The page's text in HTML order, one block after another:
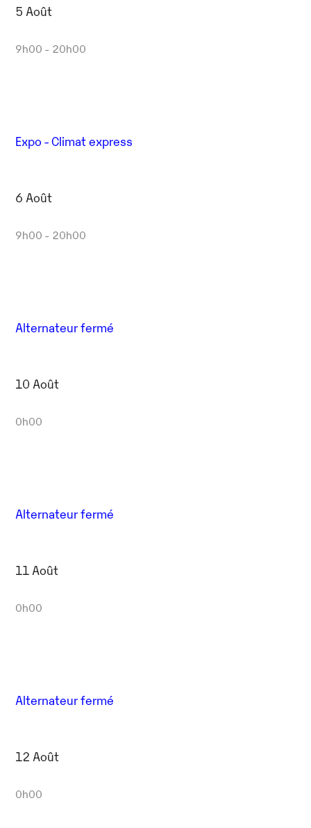
5 Août
9h00 - 20h00
Expo - Climat express
6 Août
9h00 - 20h00
Alternateur fermé
10 Août
0h00
Alternateur fermé
11 Août
0h00
Alternateur fermé
12 Août
0h00